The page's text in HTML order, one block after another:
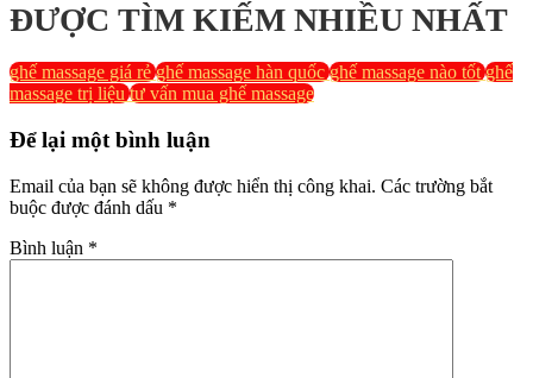
ĐƯỢC TÌM KIẾM NHIỀU NHẤT
ghế massage giá rẻ ghế massage hàn quốc ghế massage nào tốt ghế
massage trị liệu tư vấn mua ghế massage
Để lại một bình luận
Email của bạn sẽ không được hiển thị công khai. Các trường bắt
buộc được đánh dấu *
Bình luận *